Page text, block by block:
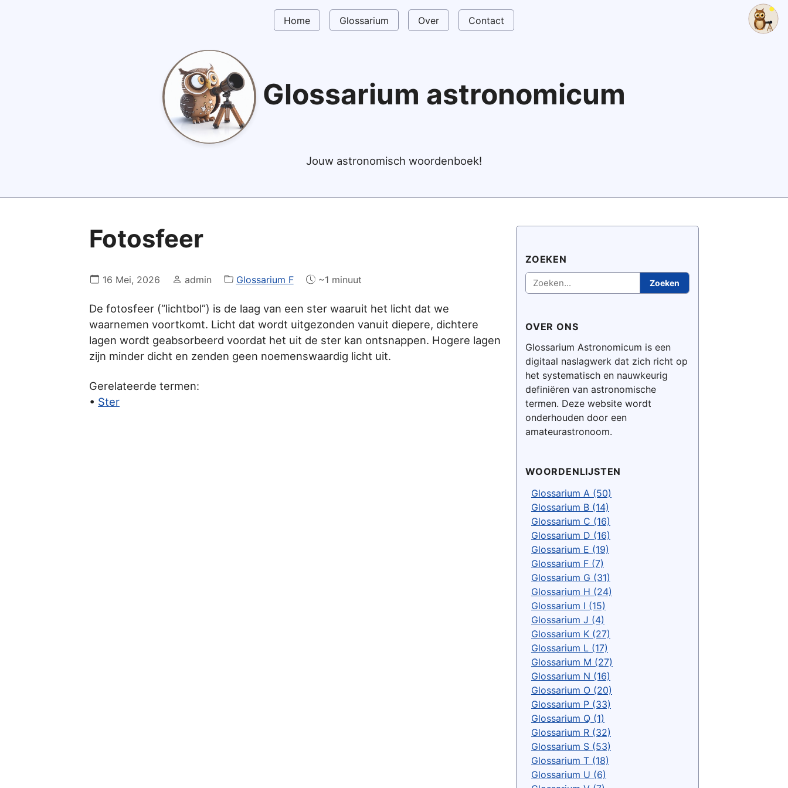
Home Glossarium Over Contact
Glossarium astronomicum
Jouw astronomisch woordenboek!
Fotosfeer
16 Mei, 2026 admin Glossarium F ~1 minuut
De fotosfeer (“lichtbol”) is de laag van een ster waaruit het licht dat we
waarnemen voortkomt. Licht dat wordt uitgezonden vanuit diepere, dichtere
lagen wordt geabsorbeerd voordat het uit de ster kan ontsnappen. Hogere lagen
zijn minder dicht en zenden geen noemenswaardig licht uit.
Gerelateerde termen:
• Ster
ZOEKEN
Zoeken
Zoeken
OVER ONS
Glossarium Astronomicum is een
digitaal naslagwerk dat zich richt op
het systematisch en nauwkeurig
definiëren van astronomische
termen. Deze website wordt
onderhouden door een
amateurastronoom.
WOORDENLIJSTEN
Glossarium A (50)
Glossarium B (14)
Glossarium C (16)
Glossarium D (16)
Glossarium E (19)
Glossarium F (7)
Glossarium G (31)
Glossarium H (24)
Glossarium I (15)
Glossarium J (4)
Glossarium K (27)
Glossarium L (17)
Glossarium M (27)
Glossarium N (16)
Glossarium O (20)
Glossarium P (33)
Glossarium Q (1)
Glossarium R (32)
Glossarium S (53)
Glossarium T (18)
Glossarium U (6)